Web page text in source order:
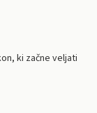
ki začne veljati